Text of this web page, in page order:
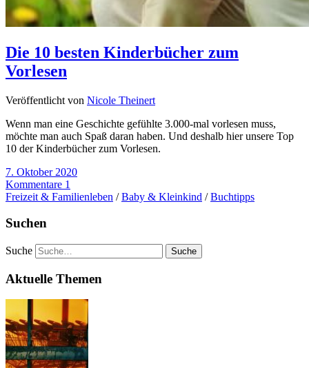
Die 10 besten Kinderbücher zum
Vorlesen
Veröffentlicht von Nicole Theinert
Wenn man eine Geschichte gefühlte 3.000-mal vorlesen muss,
möchte man auch Spaß daran haben. Und deshalb hier unsere Top
10 der Kinderbücher zum Vorlesen.
7. Oktober 2020
Kommentare 1
Freizeit & Familienleben /Baby & Kleinkind /Buchtipps
Suchen
Suche
Aktuelle Themen